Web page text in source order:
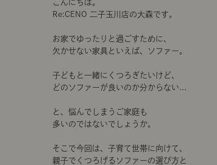
こんにちは。
Re:CENO 二子玉川店の大森です。
お家でゆったりと過ごすために、
欠かせない家具といえば、ソファー。
子どもと一緒にくつろぎたいけど、
どのソファーが良いのか分からない...
と、悩んでしまうご家庭も
多いのではないでしょうか。
そこで今回は、子育て世帯に向けて、
親子でくつろげるソファーの選び方と